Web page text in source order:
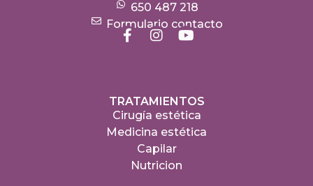
650 487 218
Formulario contacto
TRATAMIENTOS
Cirugía estética
Medicina estética
Capilar
Nutricion